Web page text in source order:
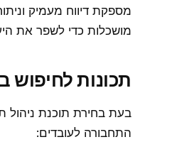
מספקת דיווח מעמיק
מושכלות כדי לשפר את
תכונות לחיפוש
התחבורה לעובדים: